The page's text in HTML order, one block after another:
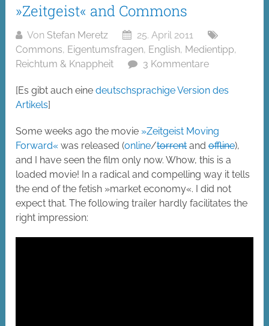
»Zeitgeist« and Commons
Von Stefan Meretz
25. April 2011
Commons, Eigentumsfragen, English, Medientipp,
Reichtum & Knappheit
3 Kommentare
[Es gibt auch einedeutschsprachige Version des
Artikels]
Some weeks ago the movie »Zeitgeist Moving
Forward« was released (online/torrentandoffline),
and I have seen the film only now. Whow, this is a
loaded movie! In a radical and compelling way it tells
the end of the fetish »market economy«. I did not
expect that. The following trailer hardly facilitates the
right impression: